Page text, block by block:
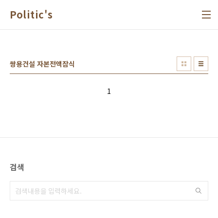
Politic's
쌍용건설 자본전액잠식
1
검색